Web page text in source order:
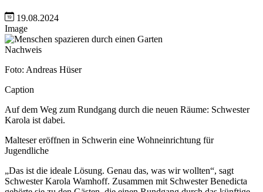
19.08.2024
Image
Nachweis
Foto: Andreas Hüser
Caption
Auf dem Weg zum Rundgang durch die neuen Räume: Schwester
Karola ist dabei.
Malteser eröffnen in Schwerin eine Wohneinrichtung für
Jugendliche
„Das ist die ideale Lösung. Genau das, was wir wollten“, sagt
Schwester Karola Wamhoff. Zusammen mit Schwester Benedicta